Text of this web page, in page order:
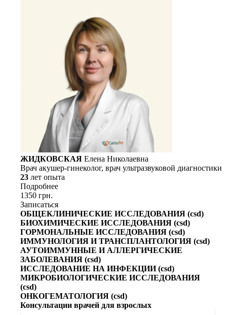
ЖИДКОВСКАЯ Елена Николаевна
Врач акушер-гинеколог, врач ультразвуковой диагностики
23 лет опыта
Подробнее
1350 грн.
Записаться
ОБЩЕКЛИНИЧЕСКИЕ ИССЛЕДОВАНИЯ (csd)
БИОХИМИЧЕСКИЕ ИССЛЕДОВАНИЯ (csd)
ГОРМОНАЛЬНЫЕ ИССЛЕДОВАНИЯ (csd)
ИММУНОЛОГИЯ И ТРАНСПЛАНТОЛОГИЯ (csd)
АУТОИММУННЫЕ И АЛЛЕРГИЧЕСКИЕ
ЗАБОЛЕВАНИЯ (csd)
ИССЛЕДОВАНИЕ НА ИНФЕКЦИИ (csd)
МИКРОБИОЛОГИЧЕСКИЕ ИССЛЕДОВАНИЯ
(csd)
ОНКОГЕМАТОЛОГИЯ (csd)
Консультации врачей для взрослых